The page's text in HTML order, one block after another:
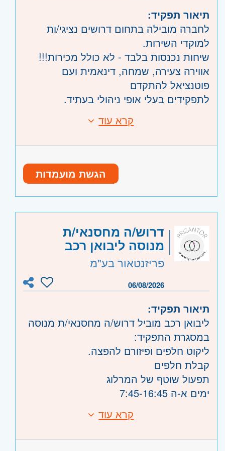
תיאור תפקיד:
לחברה מובילה בתחום דרושים נציגי/ות
למוקדי השירות.
שיחות נכנסות בלבד - לא כולל מכירות!!!
אווירה צעירה, שמחה, דינאמית ועם
פוטנציאל להתקדם
לתפקידים בעלי אופי ניהולי בעתיד.
אופציה למשמרות ערב.
אוכל, חדר כושר, נופשי חברה לחו״ל,
ניסיון קודם - יתרון.
משרה מלאה,משרה חלקית
משמרות,לפי שעות
אזור: מרכז - תל אביב, פתח תקווה, רמת גן
וגבעתיים, בקעת אונו וגבעת שמואל, חולון
ובת-ים, מודיעין
- חדרה וזכרון יעקב, נתניה ועמק חפר,
רעננה, כפר סבא והוד השרון, ראש העין,
ירושלים- ירושלים, יהודה ושומרון, בית שמש
דרום- אשדוד, אשקלון
השפלה- ראשון לציון ונס- ציונה, רמלה לוד,
רחובות, יבנה
קרא עוד
הגשת מועמדות
דרוש/ה מחסנאי/ת
מנוסה ליבואן רכב
פריזנטאור בע"מ
06/08/2026
תיאור תפקיד:
ליבואן רכב מוביל דרוש/ה מחסנאי/ת מנוסה
במסגרת התפקיד:
ליקוט חלפים ופיזורם להפצה.
קבלת חלפים
תפעול שוטף של המרלוג
ימים א-ה 7:45-16:45
במרלוג- יתרון משמעותי.
קרא עוד